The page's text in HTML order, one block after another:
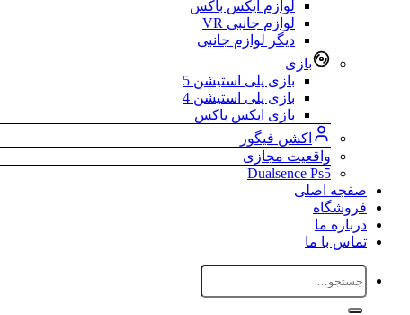
لوازم ایکس باکس
لوازم جانبی VR
دیگر لوازم جانبی
بازی
بازی پلی استیشن 5
بازی پلی استیشن 4
بازی ایکس باکس
اکشن فیگور
واقعیت مجازی
Dualsence Ps5
صفجه اصلی
فروشگاه
درباره ما
تماس با ما
جستجو
برای: